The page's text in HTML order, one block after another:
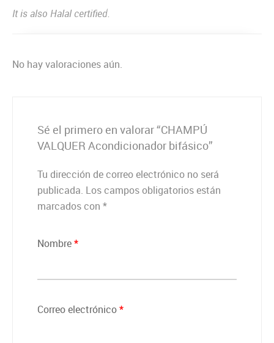
It is also Halal certified.
No hay valoraciones aún.
Sé el primero en valorar “CHAMPÚ
VALQUER Acondicionador bifásico”
Tu dirección de correo electrónico no será
publicada. Los campos obligatorios están
marcados con *
Nombre*
Correo electrónico*